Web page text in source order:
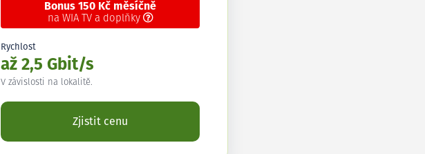
Bonus 150 Kč měsíčně
na WIA TV a doplňky
Rychlost
až 2,5 Gbit/s
V závislosti na lokalitě.
Zjistit cenu